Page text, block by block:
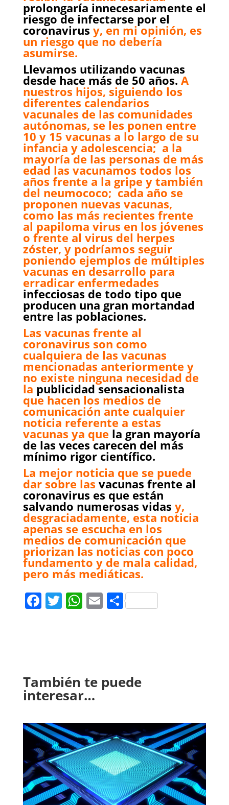
prolongaría innecesariamente el
riesgo de infectarse por el
coronavirus y, en mi opinión, es
un riesgo que no debería
asumirse.
Llevamos utilizando vacunas
desde hace más de 50 años. A
nuestros hijos, siguiendo los
diferentes calendarios
vacunales de las comunidades
autónomas, se les ponen entre
10 y 15 vacunas a lo largo de su
infancia y adolescencia; a la
mayoría de las personas de más
edad las vacunamos todos los
años frente a la gripe y también
del neumococo; cada año se
proponen nuevas vacunas,
como las más recientes frente
al papiloma virus en los jóvenes
o frente al virus del herpes
zóster, y podríamos seguir
poniendo ejemplos de múltiples
vacunas en desarrollo para
erradicar enfermedades
infecciosas de todo tipo que
producen una gran mortandad
entre las poblaciones.
Las vacunas frente al
coronavirus son como
cualquiera de las vacunas
mencionadas anteriormente y
no existe ninguna necesidad de
la publicidad sensacionalista
que hacen los medios de
comunicación ante cualquier
noticia referente a estas
vacunas ya que la gran mayoría
de las veces carecen del más
mínimo rigor científico.
La mejor noticia que se puede
dar sobre las vacunas frente al
coronavirus es que están
salvando numerosas vidas y,
desgraciadamente, esta noticia
apenas se escucha en los
medios de comunicación que
priorizan las noticias con poco
fundamento y de mala calidad,
pero más mediáticas.
Facebook
Twitter
WhatsApp
EmailCompartir
También te puede
interesar…